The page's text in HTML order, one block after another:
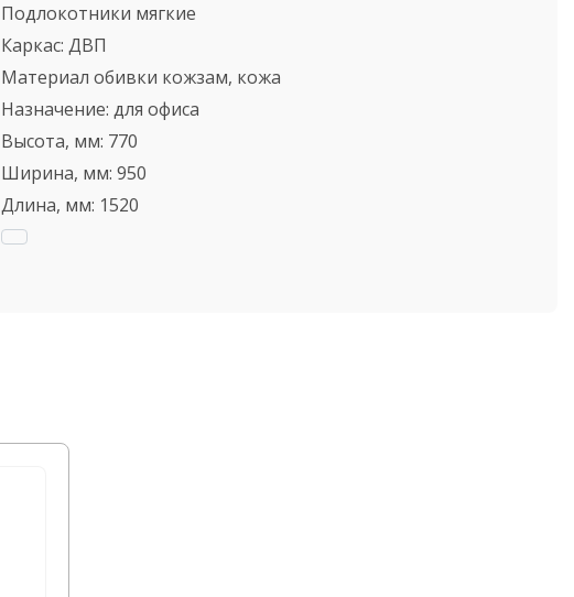
Подлокотники мягкие
Каркас: ДВП
Материал обивки кожзам, кожа
Назначение: для офиса
Высота, мм: 770
Ширина, мм: 950
Длина, мм: 1520